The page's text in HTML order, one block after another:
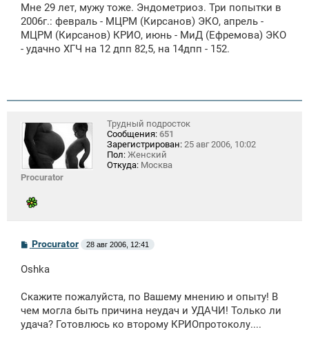
б
щ
е
н
и
Мне 29 лет, мужу тоже. Эндометриоз. Три попытки в
2006г.: февраль - МЦРМ (Кирсанов) ЭКО, апрель -
МЦРМ (Кирсанов) КРИО, июнь - МиД (Ефремова) ЭКО
- удачно ХГЧ на 12 дпп 82,5, на 14дпп - 152.
Procurator
Трудный подросток
Сообщения: 651
Зарегистрирован: 25 авг 2006, 10:02
Пол: Женский
Откуда: Москва
С
б
н
и
Procurator 28 авг 2006, 12:41
Oshka
Скажите пожалуйста, по Вашему мнению и опыту! В
чем могла быть причина неудач и УДАЧИ! Только ли
удача? Готовлюсь ко второму КРИОпротоколу....